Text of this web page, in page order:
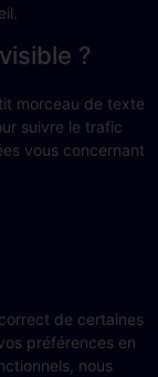
?
morceau de texte
suivre le trafic
vous concernant
de certaines
préférences en
nous